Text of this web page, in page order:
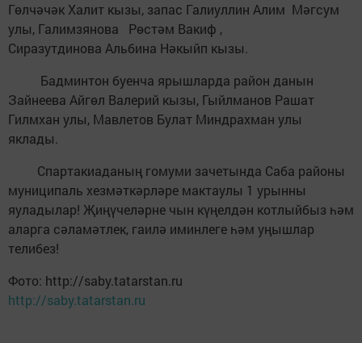
Гөлчәчәк Халит кызы, запас Галиуллин Алим Мәгсум
улы, Галимзянова Рөстәм Вакиф ,
Сиразутдинова Альбина Нәкыйп кызы.
Бадминтон буенча ярышларда район данын
Зайнеева Айгөл Валерий кызы, Гыйлманов Рашат
Гилмхан улы, Мавлетов Булат Миндрахман улы
яклады.
Спартакиаданың гомуми зачетында Саба районы
муниципаль хезмәткәрләре мактаулы 1 урынны
яуладылар! Җиңүчеләрне чын күңелдән котлыйбыз һәм
аларга сәламәтлек, гаилә иминлеге һәм уңышлар
телибез!
Фото: http://saby.tatarstan.ru
http://saby.tatarstan.ru